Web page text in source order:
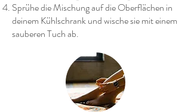
Sprühe die Mischung auf die Oberflächen in
deinem Kühlschrank und wische sie mit einem
sauberen Tuch ab.